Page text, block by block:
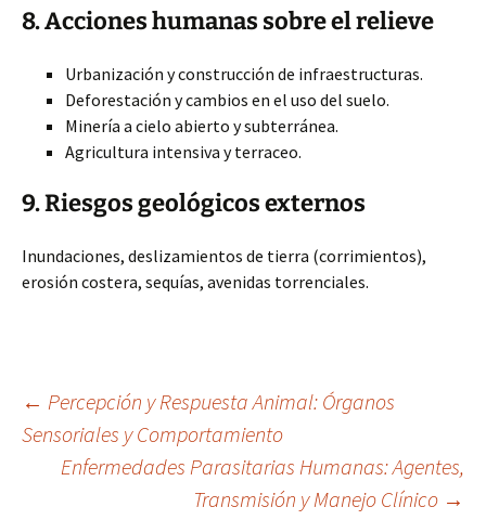
8. Acciones humanas sobre el relieve
Urbanización y construcción de infraestructuras.
Deforestación y cambios en el uso del suelo.
Minería a cielo abierto y subterránea.
Agricultura intensiva y terraceo.
9. Riesgos geológicos externos
Inundaciones, deslizamientos de tierra (corrimientos),
erosión costera, sequías, avenidas torrenciales.
Navegación
← Percepción y Respuesta Animal: Órganos
Sensoriales y Comportamiento
Enfermedades Parasitarias Humanas: Agentes,
Transmisión y Manejo Clínico →